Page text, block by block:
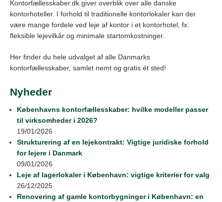
Kontorfællesskaber.dk giver overblik over alle danske
kontorhoteller. I forhold til traditionelle kontorlokaler kan der
være mange fordele ved leje af kontor i et kontorhotel, fx:
fleksible lejevilkår og minimale startomkostninger.
Her finder du hele udvalget af alle Danmarks
kontorfællesskaber, samlet nemt og gratis ét sted!
Nyheder
Københavns kontorfællesskaber: hvilke modeller passer
til virksomheder i 2026?
19/01/2026
Strukturering af en lejekontrakt: Vigtige juridiske forhold
for lejere i Danmark
09/01/2026
Leje af lagerlokaler i København: vigtige kriterier for valg
26/12/2025
Renovering af gamle kontorbygninger i København: en